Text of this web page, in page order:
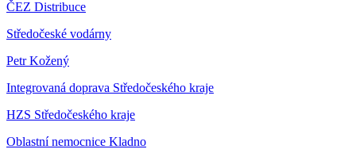
ČEZ Distribuce
Středočeské vodárny
Petr Kožený
Integrovaná doprava Středočeského kraje
HZS Středočeského kraje
Oblastní nemocnice Kladno